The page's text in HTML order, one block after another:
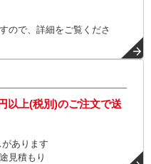
ので、詳細をご覧くださ
以上(税別)のご注文で送
あります
見積もり